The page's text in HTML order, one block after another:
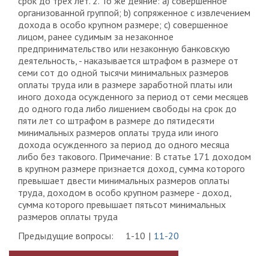
организованной группой; b) сопряженное с извлечением
дохода в особо крупном размере; c) совершенное
лицом, ранее судимым за незаконное
предпринимательство или незаконную банковскую
деятельность, - наказывается штрафом в размере от
семи сот до одной тысячи минимальных размеров
оплаты труда или в размере заработной платы или
иного дохода осужденного за период от семи месяцев
до одного года либо лишением свободы на срок до
пяти лет со штрафом в размере до пятидесяти
минимальных размеров оплаты труда или иного
дохода осужденного за период до одного месяца
либо без такового. Примечание: В статье 171 доходом
в крупном размере признается доход, сумма которого
превышает двести минимальных размеров оплаты
труда, доходом в особо крупном размере - доход,
сумма которого превышает пятьсот минимальных
размеров оплаты труда
Предыдущие вопросы:
1-10 11-20